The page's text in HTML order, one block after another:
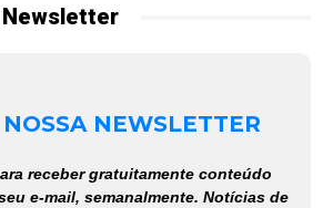
NEWSLETTER
receber gratuitamente conteúdo
e-mail, semanalmente. Notícias de